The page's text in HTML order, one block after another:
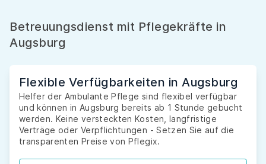
Betreuungsdienst mit Pflegekräfte in
Augsburg
Flexible Verfügbarkeiten in Augsburg
Helfer der Ambulante Pflege sind flexibel verfügbar
und können in Augsburg bereits ab 1 Stunde gebucht
werden. Keine versteckten Kosten, langfristige
Verträge oder Verpflichtungen - Setzen Sie auf die
transparenten Preise von Pflegix.